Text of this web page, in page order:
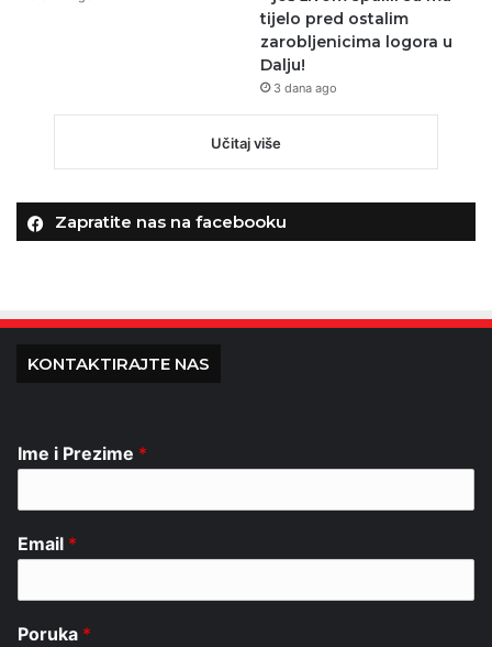
tijelo pred ostalim
zarobljenicima logora u
Dalju!
3 dana ago
Učitaj više
Zapratite nas na facebooku
KONTAKTIRAJTE NAS
Ime i Prezime *
Email *
Poruka *